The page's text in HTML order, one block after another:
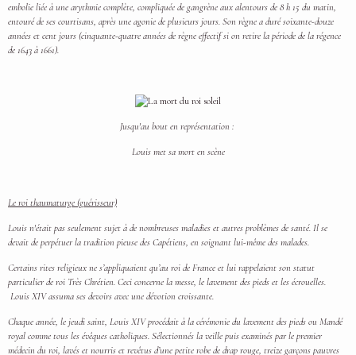
embolie liée à une arythmie complète, compliquée de gangrène aux alentours de 8 h 15 du matin,
entouré de ses courtisans, après une agonie de plusieurs jours. Son règne a duré soixante-douze
années et cent jours (cinquante-quatre années de règne effectif si on retire la période de la régence
de 1643 à 1661).
Jusqu'au bout en représentation :
Louis met sa mort en scène
Le roi thaumaturge (guérisseur)
Louis n'était pas seulement sujet à de nombreuses maladies et autres problèmes de santé. Il se
devait de perpétuer la tradition pieuse des Capétiens, en soignant lui-même des malades.
Certains rites religieux ne s’appliquaient qu’au roi de France et lui rappelaient son statut
particulier de roi Très Chrétien. Ceci concerne la messe, le lavement des pieds et les écrouelles.
Louis XIV assuma ses devoirs avec une dévotion croissante.
Chaque année, le jeudi saint, Louis XIV procédait à la cérémonie du lavement des pieds ou Mandé
royal comme tous les évêques catholiques. Sélectionnés la veille puis examinés par le premier
médecin du roi, lavés et nourris et revêtus d’une petite robe de drap rouge, treize garçons pauvres